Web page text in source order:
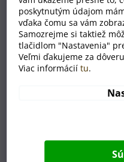
poskytnutým údajom
vďaka čomu sa vám
Samozrejme si taktiež
tlačidlom "Nastavenia"
Veľmi ďakujeme za
Viac informáciítu.